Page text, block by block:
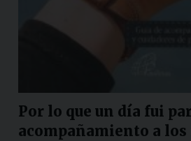
Por lo que un día fui
acompañamiento a